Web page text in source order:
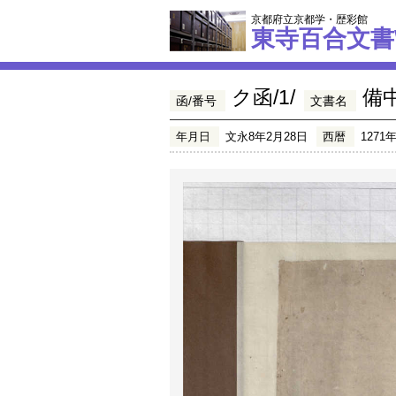
京都府立京都学・歴彩館
東寺百合文
函/番号 ク函/1/ 文書名 備
年月日 文永8年2月28日 西暦 1271年